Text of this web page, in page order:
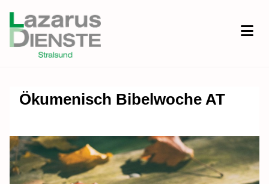
Ökumenisch Bibelwoche AT